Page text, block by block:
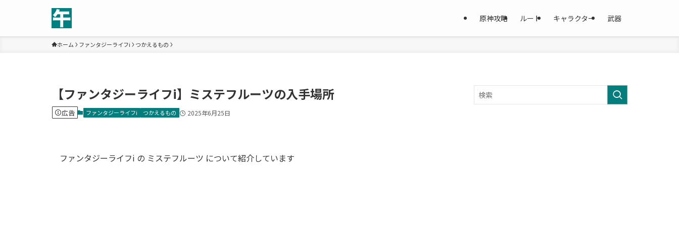
原神攻略 ルート キャラクター 武器
ホーム ファンタジーライフi つかえるもの
【ファンタジーライフi】ミステフルーツの入手場所
広告 ファンタジーライフi つかえるもの 2025年6月25日
ファンタジーライフi の ミステフルーツ について紹介しています